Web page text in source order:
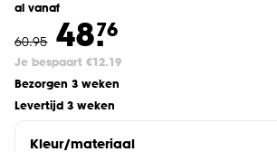
al vanaf
60.95 48.76
Je bespaart €12.19
Bezorgen 3 weken
Levertijd 3 weken
Kleur/materiaal